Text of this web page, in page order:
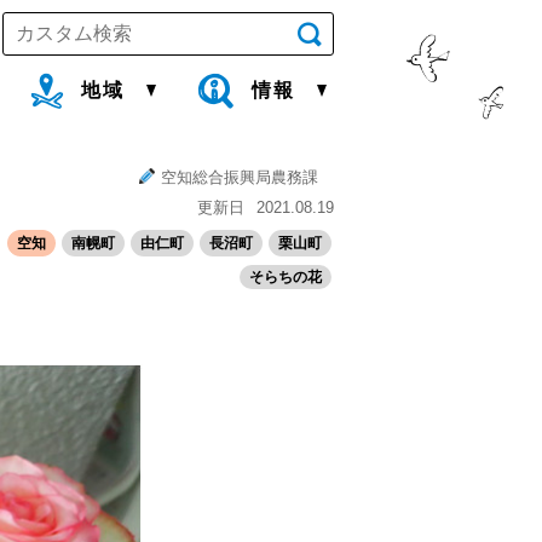
地域 情報
空知総合振興局農務課
更新日
2021.08.19
空知 南幌町 由仁町 長沼町
栗山町
そらちの花